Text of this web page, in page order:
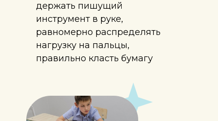
держать пишущий
инструмент в руке,
равномерно распределять
нагрузку на пальцы,
правильно класть бумагу